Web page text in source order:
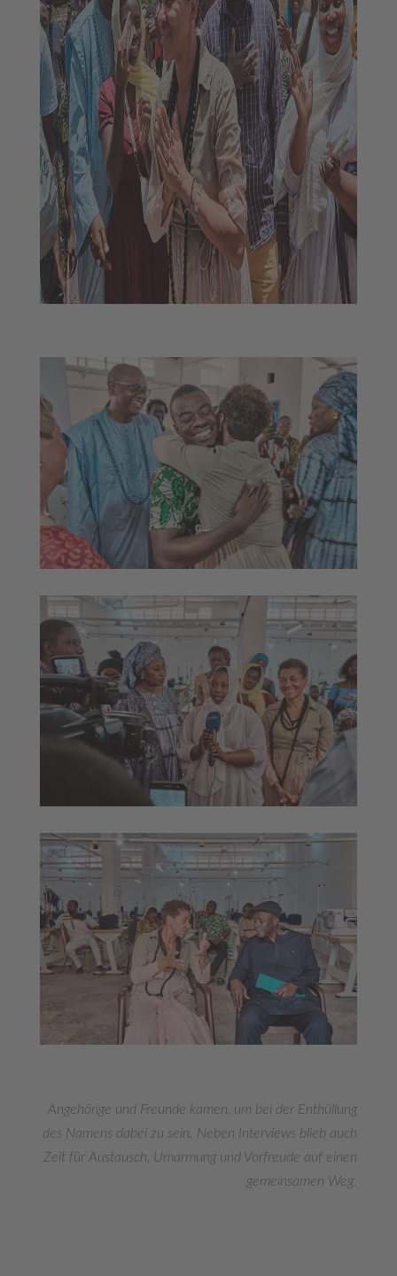
Angehörige und Freunde kamen, um bei der Enthüllung
des Namens dabei zu sein. Neben Interviews blieb auch
Zeit für Austausch, Umarmung und Vorfreude auf einen
gemeinsamen Weg.